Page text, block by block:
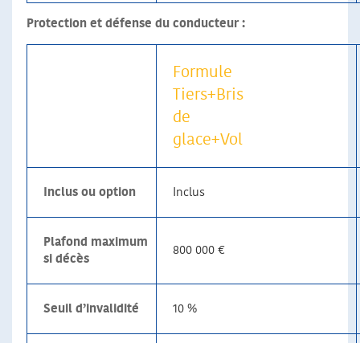
Protection et défense du conducteur :
Formule
Tiers+Bris
de
glace+Vol
Inclus ou option Inclus
Plafond maximum
si décès
800 000 €
Seuil d’invalidité 10 %